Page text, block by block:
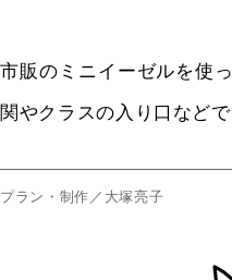
市販のミニイーゼルを使
関やクラスの入り口など
プラン・制作／大塚亮子